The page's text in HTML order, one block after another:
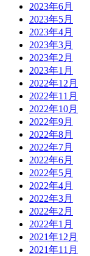
2023年6月
2023年5月
2023年4月
2023年3月
2023年2月
2023年1月
2022年12月
2022年11月
2022年10月
2022年9月
2022年8月
2022年7月
2022年6月
2022年5月
2022年4月
2022年3月
2022年2月
2022年1月
2021年12月
2021年11月